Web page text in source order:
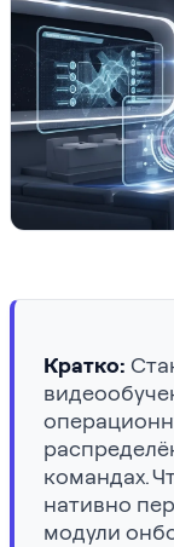
Кратко:
командах.
нативно
модули